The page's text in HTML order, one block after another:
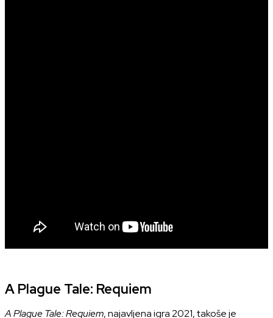
A Plague Tale: Requiem
A Plague Tale: Requiem, najavljena igra 2021, takoše je